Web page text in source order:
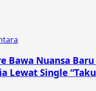
Bawa Nuansa
Lewat Single